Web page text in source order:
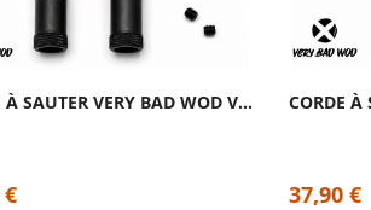
CORDE À SAUTER VERY BAD WOD VELOCITY 2.0...
37,90 €